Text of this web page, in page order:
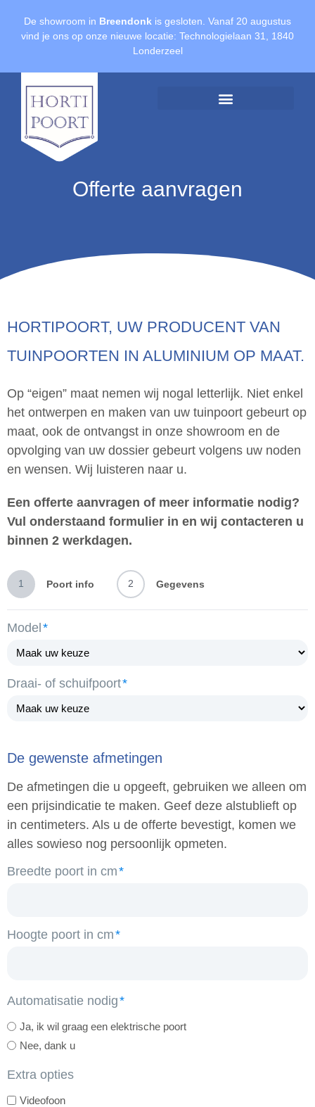
De showroom in Breendonk is gesloten. Vanaf 20 augustus
vind je ons op onze nieuwe locatie: Technologielaan 31, 1840
Londerzeel
Offerte aanvragen
HORTIPOORT, UW PRODUCENT VAN
TUINPOORTEN IN ALUMINIUM OP MAAT.
Op “eigen” maat nemen wij nogal letterlijk. Niet enkel
het ontwerpen en maken van uw tuinpoort gebeurt op
maat, ook de ontvangst in onze showroom en de
opvolging van uw dossier gebeurt volgens uw noden
en wensen. Wij luisteren naar u.
Een offerte aanvragen of meer informatie nodig?
Vul onderstaand formulier in en wij contacteren u
binnen 2 werkdagen.
1 Poort info 2 Gegevens
Model
Draai- of schuifpoort
De gewenste afmetingen
De afmetingen die u opgeeft, gebruiken we alleen om
een prijsindicatie te maken. Geef deze alstublieft op
in centimeters. Als u de offerte bevestigt, komen we
alles sowieso nog persoonlijk opmeten.
Breedte poort in cm
Hoogte poort in cm
Automatisatie nodig
Ja, ik wil graag een elektrische poort
Nee, dank u
Extra opties
Videofoon